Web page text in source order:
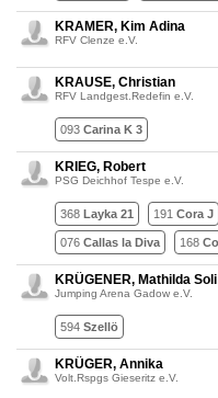
KRAMER, Kim Adina
RFV Clenze e.V.
KRAUSE, Christian
RFV Landgest.Redefin e.V.
093 Carina K 3
KRIEG, Robert
PSG Deichhof Tespe e.V.
368 Layka 21 191 Cora J
076 Callas la Diva 168
KRÜGENER, Mathilda Soli
Jumping Arena Gadow e.V.
594 Szellö
KRÜGER, Annika
Volt.Rspgs Gieseritz e.V.